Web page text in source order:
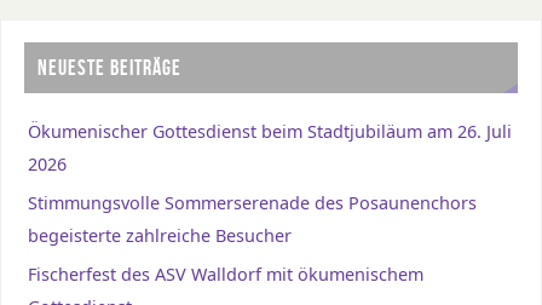
NEUESTE BEITRÄGE
Ökumenischer Gottesdienst beim Stadtjubiläum am 26. Juli
2026
Stimmungsvolle Sommerserenade des Posaunenchors
begeisterte zahlreiche Besucher
Fischerfest des ASV Walldorf mit ökumenischem